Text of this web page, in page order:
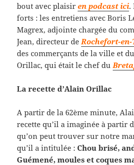
bout avec plaisiren podcast ici.
forts : les entretiens avec Boris
Magrex, adjointe chargée du
Jean, directeur de Rochefort-
des commerçants de la ville et
Orillac, qui était le chef du
La recette d’Alain Orillac
A partir de la 62ème minute,
recette qu’il a imaginée à partir
qu’on peut trouver sur notre
qu’il a intitulée :Chou brisé,
Guémené, moules et coques